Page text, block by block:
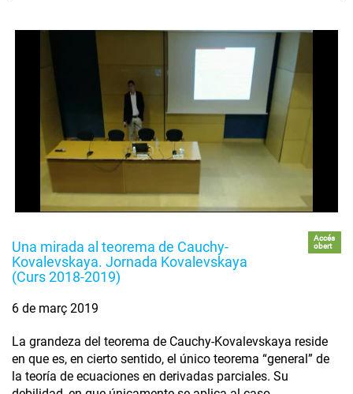
Una mirada al teorema de Cauchy-
Kovalevskaya. Jornada Kovalevskaya
(Curs 2018-2019)
Accés
obert
6 de març 2019
La grandeza del teorema de Cauchy-Kovalevskaya reside
en que es, en cierto sentido, el único teorema “general” de
la teoría de ecuaciones en derivadas parciales. Su